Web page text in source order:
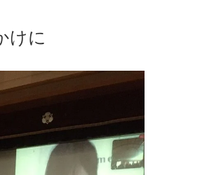
けに